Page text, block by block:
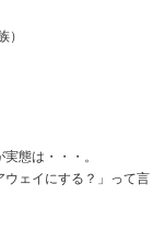
）
態は・・・。
ェイにする？」って言